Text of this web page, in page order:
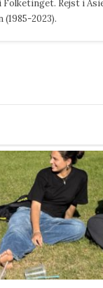
Rejst i
2023).